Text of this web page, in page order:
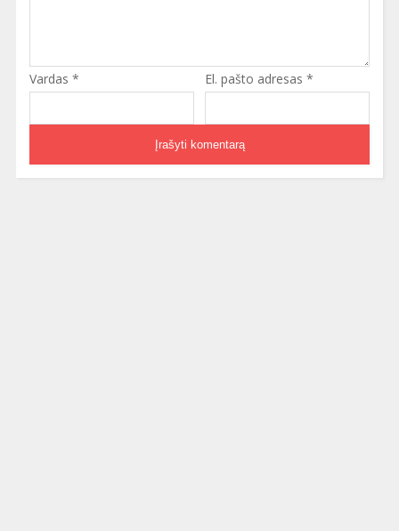
Vardas * El. pašto adresas *